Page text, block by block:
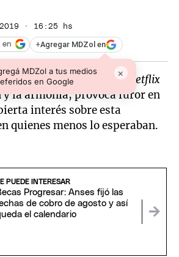
· 16:25 hs
+Agregar MDZol en
MDZol a tus medios
en Google
×
en
Kondo, la apuesta de Netflix
y la armonía, provoca furor en
interés sobre esta
quienes menos lo esperaban.
PUEDE INTERESAR
Progresar: Anses fijó las
de cobro de agosto y así
el calendario